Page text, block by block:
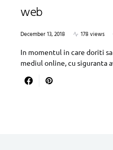
web
December 13, 2018 178 views
In momentul in care doriti
mediul online, cu siguranta